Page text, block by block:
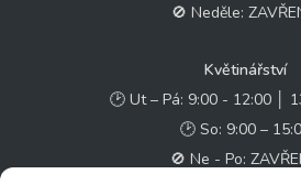
🚫 Neděle:
Květinářství
🕑 Ut – Pá: 9:00 - 12:00 │
🕑 So: 9:00 –
🚫 Ne - Po: